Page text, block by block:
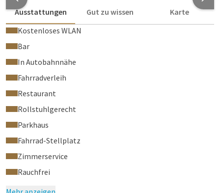
Ausstattungen
Gut zu wissen
Karte
Kostenloses WLAN
Bar
In Autobahnnähe
Fahrradverleih
Restaurant
Rollstuhlgerecht
Parkhaus
Fahrrad-Stellplatz
Zimmerservice
Rauchfrei